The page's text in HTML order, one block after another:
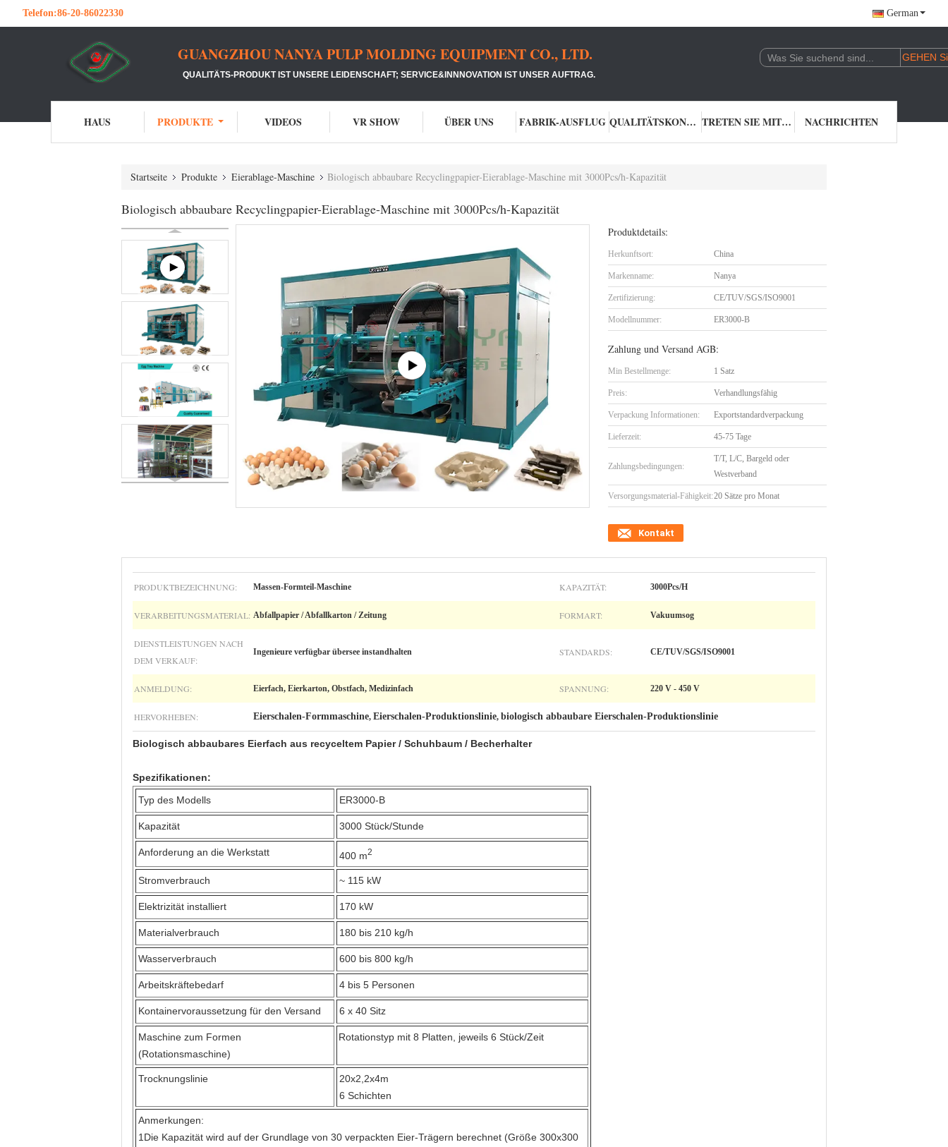
Telefon:86-20-86022330 German
GUANGZHOU NANYA PULP MOLDING EQUIPMENT CO., LTD.
QUALITÄTS-PRODUKT IST UNSERE LEIDENSCHAFT; SERVICE&INNNOVATION IST UNSER AUFTRAG.
HAUS PRODUKTE VIDEOS VR SHOW ÜBER UNS FABRIK-AUSFLUG QUALITÄTSKONTROLLE TRETEN SIE MIT UNS IN VERBINDUNG NACHRICHTEN
Startseite Produkte Eierablage-Maschine Biologisch abbaubare Recyclingpapier-Eierablage-Maschine mit 3000Pcs/h-Kapazität
Biologisch abbaubare Recyclingpapier-Eierablage-Maschine mit 3000Pcs/h-Kapazität
Produktdetails:
Herkunftsort: China
Markenname: Nanya
Zertifizierung: CE/TUV/SGS/ISO9001
Modellnummer: ER3000-B
Zahlung und Versand AGB:
Min Bestellmenge: 1 Satz
Preis: Verhandlungsfähig
Verpackung Informationen: Exportstandardverpackung
Lieferzeit: 45-75 Tage
Zahlungsbedingungen:
T/T, L/C, Bargeld oder
Westverband
Versorgungsmaterial-Fähigkeit:20 Sätze pro Monat
Kontakt
PRODUKTBEZEICHNUNG: Massen-Formteil-Maschine KAPAZITÄT: 3000Pcs/H
VERARBEITUNGSMATERIAL: Abfallpapier / Abfallkarton / Zeitung FORMART: Vakuumsog
DIENSTLEISTUNGEN NACH
DEM VERKAUF:
Ingenieure verfügbar übersee instandhalten STANDARDS: CE/TUV/SGS/ISO9001
ANMELDUNG: Eierfach, Eierkarton, Obstfach, Medizinfach SPANNUNG: 220 V - 450 V
HERVORHEBEN: Eierschalen-Formmaschine, Eierschalen-Produktionslinie, biologisch abbaubare Eierschalen-Produktionslinie
Biologisch abbaubares Eierfach aus recyceltem Papier / Schuhbaum / Becherhalter
Spezifikationen:
Typ des Modells
ER3000-B
Kapazität 3000 Stück/Stunde
Anforderung an die Werkstatt 400 m2
Stromverbrauch ~ 115 kW
Elektrizität installiert 170 kW
Materialverbrauch 180 bis 210 kg/h
Wasserverbrauch 600 bis 800 kg/h
Arbeitskräftebedarf 4 bis 5 Personen
Kontainervoraussetzung für den Versand 6 x 40 Sitz
Maschine zum Formen
(Rotationsmaschine)
Rotationstyp mit 8 Platten, jeweils 6 Stück/Zeit
Trocknungslinie
20x2,2x4m
6 Schichten
Anmerkungen:
1Die Kapazität wird auf der Grundlage von 30 verpackten Eier-Trägern berechnet (Größe 300x300